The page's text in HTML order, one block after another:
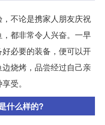
不论是携家人朋友庆祝
都非常令人兴奋。一早
必要的装备，便可以开
烧烤，品尝经过自己亲
受。
什么样的?